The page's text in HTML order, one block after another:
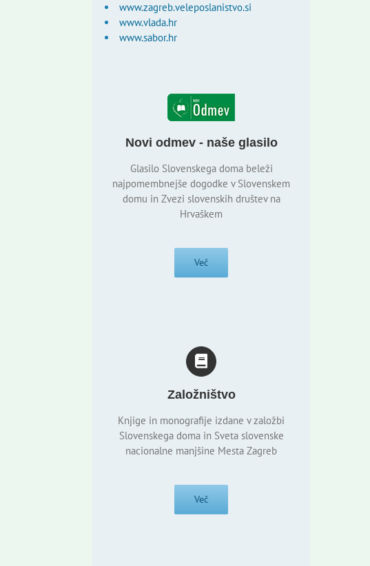
www.zagreb.veleposlanistvo.si
www.vlada.hr
www.sabor.hr
Novi odmev - naše glasilo
Glasilo Slovenskega doma beleži
najpomembnejše dogodke v Slovenskem
domu in Zvezi slovenskih društev na
Hrvaškem
Več
Založništvo
Knjige in monografije izdane v založbi
Slovenskega doma in Sveta slovenske
nacionalne manjšine Mesta Zagreb
Več